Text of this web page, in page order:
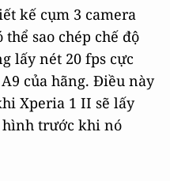
kế cụm 3 camera
sao chép chế độ
lấy nét 20 fps cực
của hãng. Điều này
Xperia 1 II sẽ lấy
trước khi nó